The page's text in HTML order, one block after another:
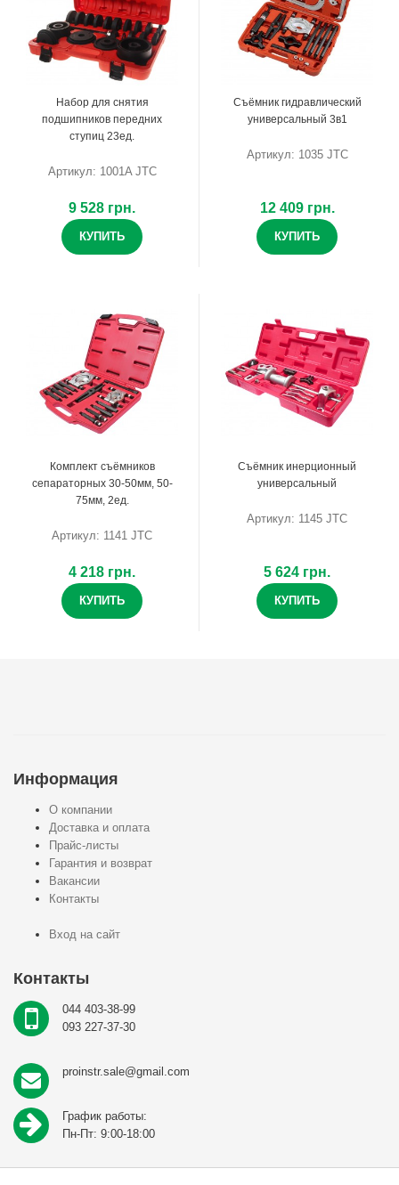
Набор для снятия
подшипников передних
ступиц 23ед.
Артикул: 1001A JTC
9 528 грн.
КУПИТЬ
Съёмник гидравлический
универсальный 3в1
Артикул: 1035 JTC
12 409 грн.
КУПИТЬ
Комплект съёмников
сепараторных 30-50мм, 50-
75мм, 2ед.
Артикул: 1141 JTC
4 218 грн.
КУПИТЬ
Съёмник инерционный
универсальный
Артикул: 1145 JTC
5 624 грн.
КУПИТЬ
Информация
О компании
Доставка и оплата
Прайс-листы
Гарантия и возврат
Вакансии
Контакты
Вход на сайт
Контакты
044 403-38-99
093 227-37-30
proinstr.sale@gmail.com
График работы:
Пн-Пт: 9:00-18:00